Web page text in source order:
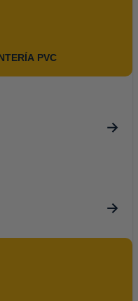
PVC